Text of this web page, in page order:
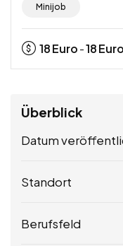
Minijob
18Euro -18Euro
Überblick
Datum
Standort
Berufsfeld